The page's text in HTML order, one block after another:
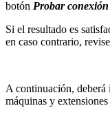
botón Probar conexión
Si el resultado es
en caso contrario,
A continuación, deberá
máquinas y